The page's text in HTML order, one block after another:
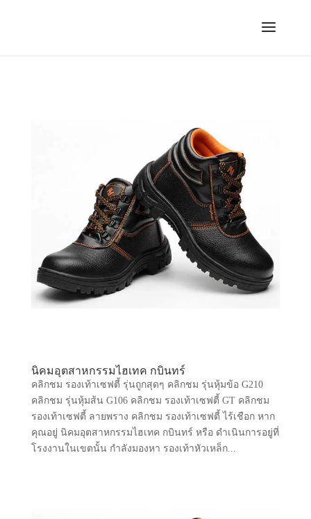
นิคมอุตสาหกรรมไฮเทค กบินทร์
คลิกชม รองเท้าเซฟตี้ รุ่นถูกสุดๆ คลิกชม รุ่นหุ้มข้อ G210
คลิกชม รุ่นหุ้มส้น G106 คลิกชม รองเท้าเซฟตี้ GT คลิกชม
รองเท้าเซฟตี้ ลายพราง คลิกชม รองเท้าเซฟตี้ ไร้เชือก หาก
คุณอยู่ นิคมอุตสาหกรรมไฮเทค กบินทร์ หรือ ดำเนินการอยู่ที่
โรงงานในเขตนั้น กำลังมองหา รองเท้าหัวเหล็ก...